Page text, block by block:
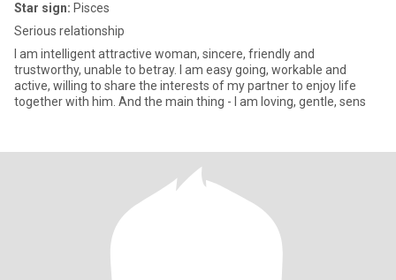
Star sign: Pisces
Serious relationship
I am intelligent attractive woman, sincere, friendly and
trustworthy, unable to betray. I am easy going, workable and
active, willing to share the interests of my partner to enjoy life
together with him. And the main thing - I am loving, gentle, sens